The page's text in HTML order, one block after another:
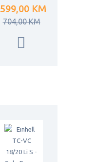
599,00 KM
704,00 KM